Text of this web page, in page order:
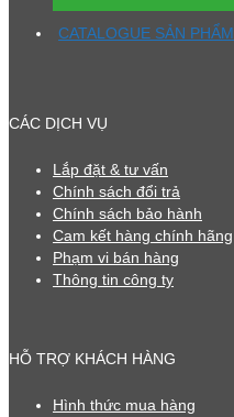
CATALOGUE SẢN PHẨM
CÁC DỊCH VỤ
Lắp đặt & tư vấn
Chính sách đổi trả
Chính sách bảo hành
Cam kết hàng chính hãng
Phạm vi bán hàng
Thông tin công ty
HỖ TRỢ KHÁCH HÀNG
Hình thức mua hàng